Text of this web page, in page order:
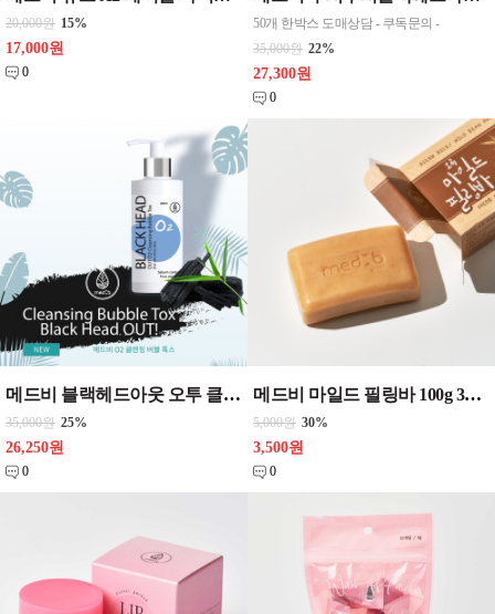
20,000원 15%
17,000원
0
50개 한박스 도매상담 - 쿠독문의 -
35,000원 22%
27,300원
0
메드비 블랙헤드아웃 오투 클렌징 버블톡스 , 칼라만시 오투 클렌징 버블톡스 280ml 2종중 택 1 CPNP 화장품 클렌징폼
35,000원 25%
26,250원
0
메드비 마일드 필링바 100g 3종류 택 1 - 허니&율피 마일드 필링바 , 오곡 마일드 필링바 , 참숯 마일드 필링바 - 비누 화장품
5,000원 30%
3,500원
0